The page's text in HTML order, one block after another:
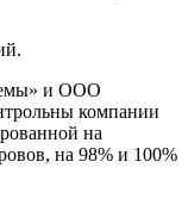
и ООО
компании
на
на 98% и 100%